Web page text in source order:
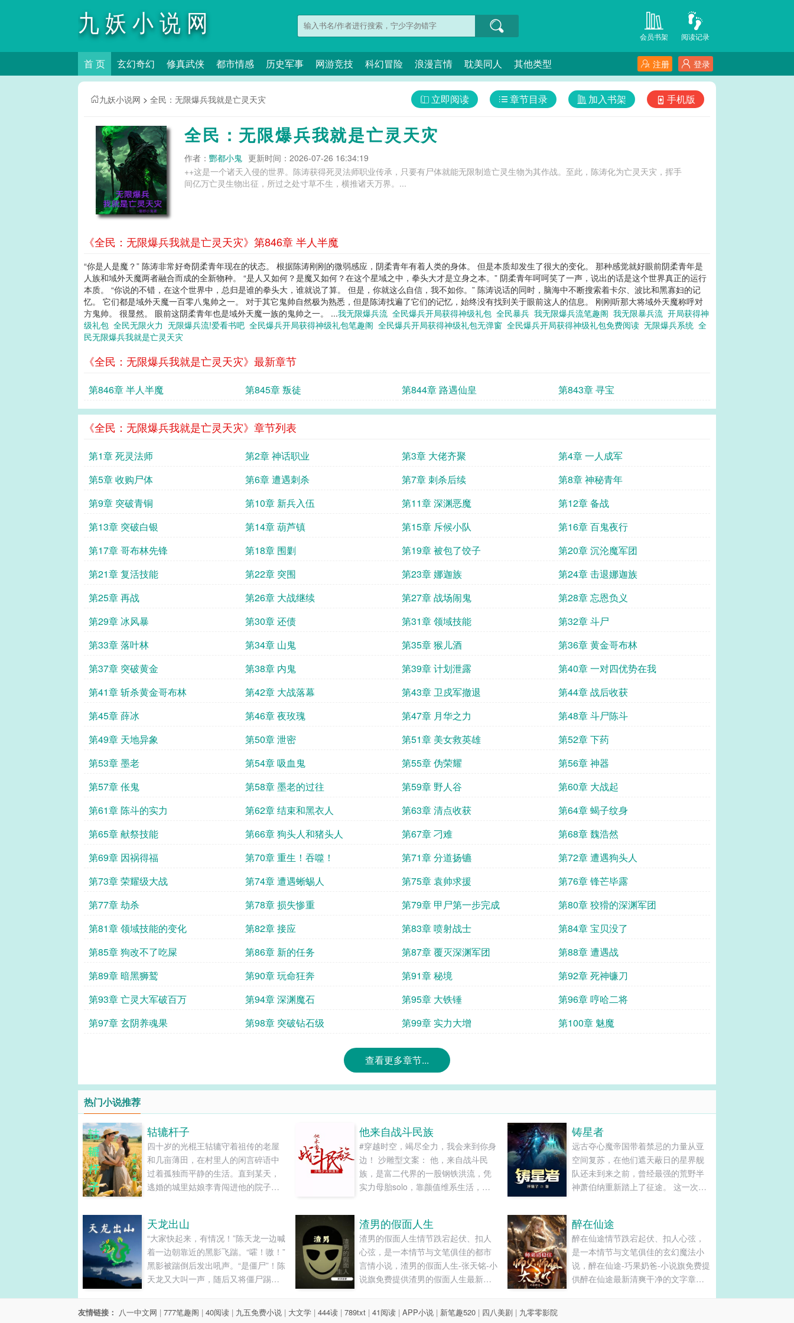
九妖小说网 阅读记录
会员书架
首 页 玄幻奇幻 修真武侠 都市情感 历史军事 网游竞技 科幻冒险 浪漫言情 耽美同人 其他类型 登录
注册
九妖小说网 > 全民：无限爆兵我就是亡灵天灾 手机版
加入书架
章节目录
立即阅读
全民：无限爆兵我就是亡灵天灾
作者： 酆都小鬼 更新时间：2026-07-26 16:34:19
++这是一个诸天入侵的世界。陈涛获得死灵法师职业传承，只要有尸体就能无限制造亡灵生物为其作战。至此，陈涛化为亡灵天灾，挥手
间亿万亡灵生物出征，所过之处寸草不生，横推诸天万界。...
《全民：无限爆兵我就是亡灵天灾》第846章 半人半魔
“你是人是魔？” 陈涛非常好奇阴柔青年现在的状态。 根据陈涛刚刚的微弱感应，阴柔青年有着人类的身体。 但是本质却发生了很大的变化。 那种感觉就好眼前阴柔青年是
人族和域外天魔两者融合而成的全新物种。 “是人又如何？是魔又如何？在这个星域之中，拳头大才是立身之本。” 阴柔青年呵呵笑了一声，说出的话是这个世界真正的运行
本质。 “你说的不错，在这个世界中，总归是谁的拳头大，谁就说了算。 但是，你就这么自信，我不如你。” 陈涛说话的同时，脑海中不断搜索着卡尔、波比和黑寡妇的记
忆。 它们都是域外天魔一百零八鬼帅之一。 对于其它鬼帅自然极为熟悉，但是陈涛找遍了它们的记忆，始终没有找到关于眼前这人的信息。 刚刚听那大将域外天魔称呼对
方鬼帅。 很显然。 眼前这阴柔青年也是域外天魔一族的鬼帅之一。 ...我无限爆兵流 全民爆兵开局获得神级礼包 全民暴兵 我无限爆兵流笔趣阁 我无限暴兵流 开局获得神
级礼包 全民无限火力 无限爆兵流!爱看书吧 全民爆兵开局获得神级礼包笔趣阁 全民爆兵开局获得神级礼包无弹窗 全民爆兵开局获得神级礼包免费阅读 无限爆兵系统 全
民无限爆兵我就是亡灵天灾
《全民：无限爆兵我就是亡灵天灾》最新章节
第846章 半人半魔 第845章 叛徒 第844章 路遇仙皇 第843章 寻宝
《全民：无限爆兵我就是亡灵天灾》章节列表
第1章 死灵法师 第2章 神话职业 第3章 大佬齐聚
第4章 一人成军
第5章 收购尸体
第6章 遭遇刺杀 第7章 刺杀后续
第8章 神秘青年
第9章 突破青铜
第10章 新兵入伍 第11章 深渊恶魔
第12章 备战
第13章 突破白银
第14章 葫芦镇 第15章 斥候小队
第16章 百鬼夜行
第17章 哥布林先锋
第18章 围剿 第19章 被包了饺子
第20章 沉沦魔军团
第21章 复活技能
第22章 突围 第23章 娜迦族
第24章 击退娜迦族
第25章 再战
第26章 大战继续 第27章 战场闹鬼
第28章 忘恩负义
第29章 冰风暴
第30章 还债 第31章 领域技能
第32章 斗尸
第33章 落叶林
第34章 山鬼 第35章 猴儿酒
第36章 黄金哥布林
第37章 突破黄金
第38章 内鬼 第39章 计划泄露
第40章 一对四优势在我
第41章 斩杀黄金哥布林
第42章 大战落幕 第43章 卫戍军撤退
第44章 战后收获
第45章 薛冰
第46章 夜玫瑰 第47章 月华之力
第48章 斗尸陈斗
第49章 天地异象
第50章 泄密 第51章 美女救英雄
第52章 下药
第53章 墨老
第54章 吸血鬼 第55章 伪荣耀
第56章 神器
第57章 伥鬼
第58章 墨老的过往 第59章 野人谷
第60章 大战起
第61章 陈斗的实力
第62章 结束和黑衣人 第63章 清点收获
第64章 蝎子纹身
第65章 献祭技能
第66章 狗头人和猪头人 第67章 刁难
第68章 魏浩然
第69章 因祸得福
第70章 重生！吞噬！ 第71章 分道扬镳
第72章 遭遇狗头人
第73章 荣耀级大战
第74章 遭遇蜥蜴人 第75章 袁帅求援
第76章 锋芒毕露
第77章 劫杀
第78章 损失惨重 第79章 甲尸第一步完成
第80章 狡猾的深渊军团
第81章 领域技能的变化
第82章 接应 第83章 喷射战士
第84章 宝贝没了
第85章 狗改不了吃屎
第86章 新的任务 第87章 覆灭深渊军团
第88章 遭遇战
第89章 暗黑狮鹫
第90章 玩命狂奔 第91章 秘境
第92章 死神镰刀
第93章 亡灵大军破百万
第94章 深渊魔石 第95章 大铁锤
第96章 哼哈二将
第97章 玄阴养魂果
第98章 突破钻石级 第99章 实力大增 第100章 魅魔
查看更多章节...
热门小说推荐
轱辘杆子
四十岁的光棍王轱辘守着祖传的老屋
和几亩薄田，在村里人的闲言碎语中
过着孤独而平静的生活。直到某天，
逃婚的城里姑娘李青闯进他的院子，
偏远山村。起初，两个世界的人摩擦
不断，但共同生活让彼此渐渐靠近。
然而，流言蜚语、世俗偏见，以及李
青未婚夫的突然出现，让这段纯......
他来自战斗民族
#穿越时空，竭尽全力，我会来到你身
边！ 沙雕型文案： 他，来自战斗民
族，是富二代界的一股钢铁洪流，凭
实力母胎solo，靠颜值维系生活，一
攻——弗拉基米尔·周向晚斯基。 他，
是绿江主角标配的硬核总裁——吴
凉，身世狗血情路坎坷，冷艳高贵有
内涵，成熟稳重如泰山，就是遇见了
周向晚。 “某天早晨，周向晚摇醒吴
州人带跑调了！怎么办！？ 吴凉一脸
铸星者
远古夺心魔帝国带着禁忌的力量从亚
空间复苏，在他们遮天蔽日的星界舰
队还未到来之前，曾经最强的荒野半
神萧伯纳重新踏上了征途。 这一次他
天龙出山
“大家快起来，有情况！”陈天龙一边喊
着一边朝靠近的黑影飞踹。“嚯！嗷！”
黑影被踹倒后发出吼声。“是僵尸”！陈
天龙又大叫一声，随后又将僵尸踢翻
自己的衣领红着脸说到。他心里想着
现在的女孩子怎么这么主动，居然敢
渣男的假面人生
渣男的假面人生情节跌宕起伏、扣人
心弦，是一本情节与文笔俱佳的都市
言情小说，渣男的假面人生-张天铭-小
说旗免费提供渣男的假面人生最新清
载。...
醉在仙途
醉在仙途情节跌宕起伏、扣人心弦，
是一本情节与文笔俱佳的玄幻魔法小
说，醉在仙途-巧果奶爸-小说旗免费提
供醉在仙途最新清爽干净的文字章节
友情链接： 八一中文网 | 777笔趣阁 | 40阅读 | 九五免费小说 | 大文学 | 444读 | 789txt | 41阅读 | APP小说 | 新笔趣520 | 四八美剧 | 九零零影院